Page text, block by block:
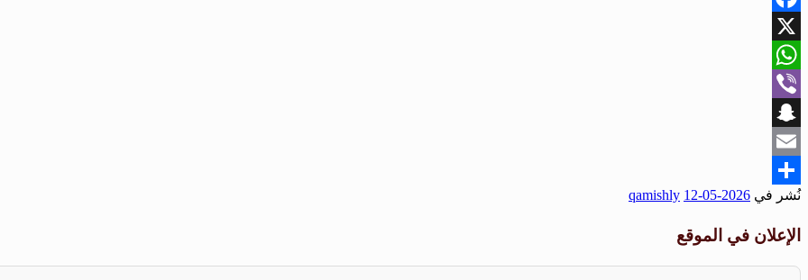
Facebook
X
WhatsApp
Viber
Snapchat
Email
Share
نُشر في 2026-05-12
qamishly
الإعلان في الموقع